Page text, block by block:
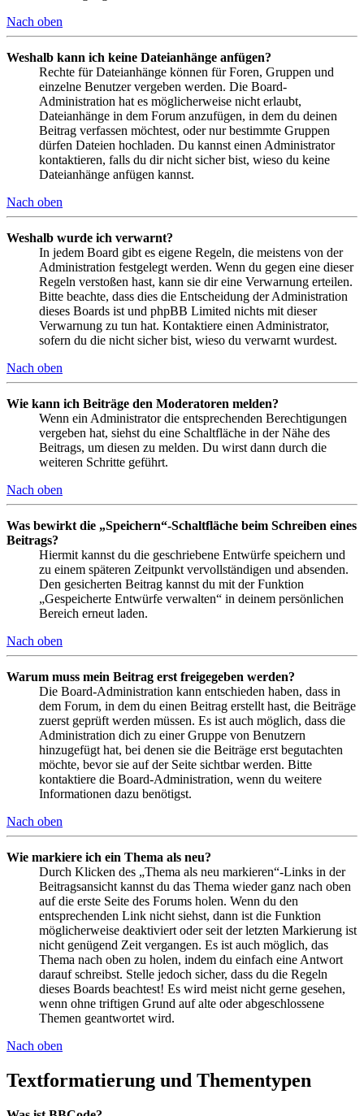
Nach oben
Weshalb kann ich keine Dateianhänge anfügen?
Rechte für Dateianhänge können für Foren, Gruppen und
einzelne Benutzer vergeben werden. Die Board-
Administration hat es möglicherweise nicht erlaubt,
Dateianhänge in dem Forum anzufügen, in dem du deinen
Beitrag verfassen möchtest, oder nur bestimmte Gruppen
dürfen Dateien hochladen. Du kannst einen Administrator
kontaktieren, falls du dir nicht sicher bist, wieso du keine
Dateianhänge anfügen kannst.
Nach oben
Weshalb wurde ich verwarnt?
In jedem Board gibt es eigene Regeln, die meistens von der
Administration festgelegt werden. Wenn du gegen eine dieser
Regeln verstoßen hast, kann sie dir eine Verwarnung erteilen.
Bitte beachte, dass dies die Entscheidung der Administration
dieses Boards ist und phpBB Limited nichts mit dieser
Verwarnung zu tun hat. Kontaktiere einen Administrator,
sofern du die nicht sicher bist, wieso du verwarnt wurdest.
Nach oben
Wie kann ich Beiträge den Moderatoren melden?
Wenn ein Administrator die entsprechenden Berechtigungen
vergeben hat, siehst du eine Schaltfläche in der Nähe des
Beitrags, um diesen zu melden. Du wirst dann durch die
weiteren Schritte geführt.
Nach oben
Was bewirkt die „Speichern“-Schaltfläche beim Schreiben eines
Beitrags?
Hiermit kannst du die geschriebene Entwürfe speichern und
zu einem späteren Zeitpunkt vervollständigen und absenden.
Den gesicherten Beitrag kannst du mit der Funktion
„Gespeicherte Entwürfe verwalten“ in deinem persönlichen
Bereich erneut laden.
Nach oben
Warum muss mein Beitrag erst freigegeben werden?
Die Board-Administration kann entschieden haben, dass in
dem Forum, in dem du einen Beitrag erstellt hast, die Beiträge
zuerst geprüft werden müssen. Es ist auch möglich, dass die
Administration dich zu einer Gruppe von Benutzern
hinzugefügt hat, bei denen sie die Beiträge erst begutachten
möchte, bevor sie auf der Seite sichtbar werden. Bitte
kontaktiere die Board-Administration, wenn du weitere
Informationen dazu benötigst.
Nach oben
Wie markiere ich ein Thema als neu?
Durch Klicken des „Thema als neu markieren“-Links in der
Beitragsansicht kannst du das Thema wieder ganz nach oben
auf die erste Seite des Forums holen. Wenn du den
entsprechenden Link nicht siehst, dann ist die Funktion
möglicherweise deaktiviert oder seit der letzten Markierung ist
nicht genügend Zeit vergangen. Es ist auch möglich, das
Thema nach oben zu holen, indem du einfach eine Antwort
darauf schreibst. Stelle jedoch sicher, dass du die Regeln
dieses Boards beachtest! Es wird meist nicht gerne gesehen,
wenn ohne triftigen Grund auf alte oder abgeschlossene
Themen geantwortet wird.
Nach oben
Textformatierung und Thementypen